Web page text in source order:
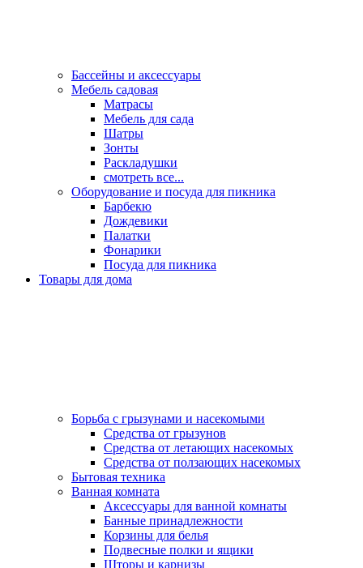
Бассейны и аксессуары
Мебель садовая
Матрасы
Мебель для сада
Шатры
Зонты
Раскладушки
смотреть все...
Оборудование и посуда для пикника
Барбекю
Дождевики
Палатки
Фонарики
Посуда для пикника
Товары для дома
Борьба с грызунами и насекомыми
Средства от грызунов
Средства от летающих насекомых
Средства от ползающих насекомых
Бытовая техника
Ванная комната
Аксессуары для ванной комнаты
Банные принадлежности
Корзины для белья
Подвесные полки и ящики
Шторы и карнизы